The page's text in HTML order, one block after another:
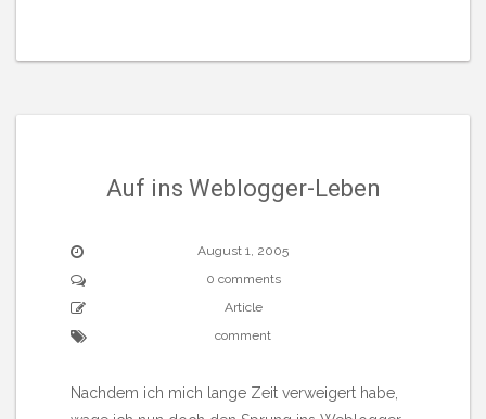
Auf ins Weblogger-Leben
August 1, 2005
0 comments
Article
comment
Nachdem ich mich lange Zeit verweigert habe,